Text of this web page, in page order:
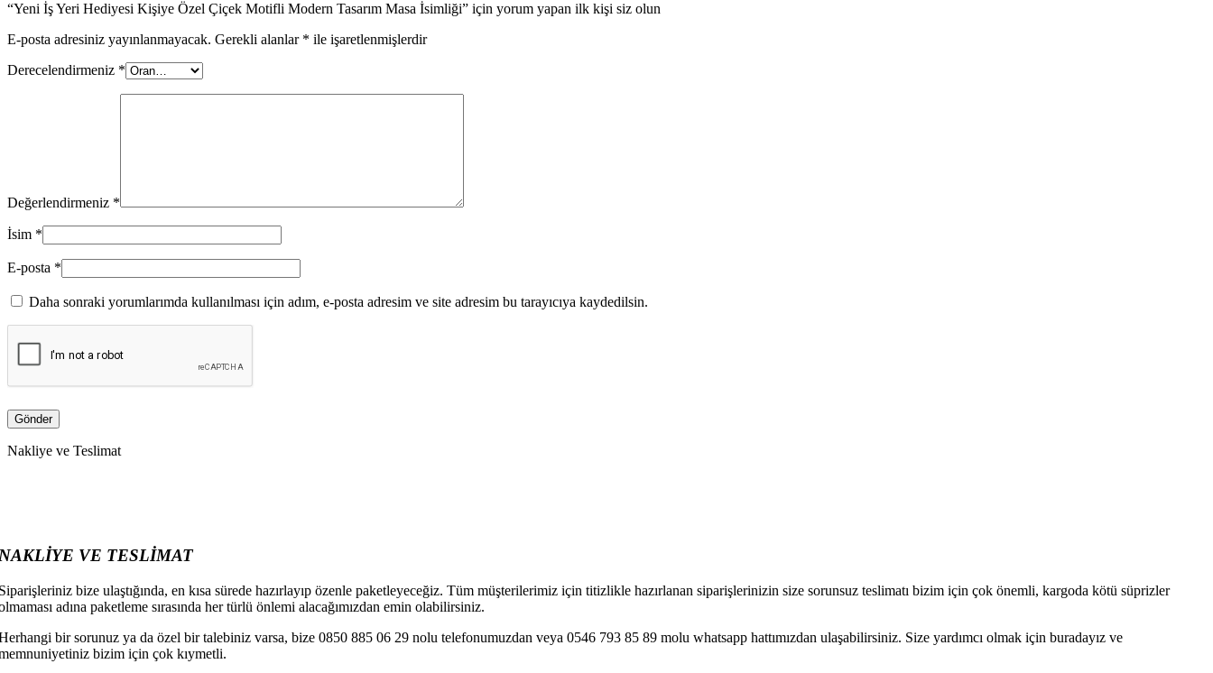
“Yeni İş Yeri Hediyesi Kişiye Özel Çiçek Motifli Modern Tasarım Masa İsimliği” için yorum yapan ilk kişi siz olun
E-posta adresiniz yayınlanmayacak. Gerekli alanlar * ile işaretlenmişlerdir
Derecelendirmeniz *
Değerlendirmeniz *
İsim *
E-posta *
Daha sonraki yorumlarımda kullanılması için adım, e-posta adresim ve site adresim bu tarayıcıya kaydedilsin.
Nakliye ve Teslimat
VE TESLİMAT
bize ulaştığında, en kısa sürede hazırlayıp özenle paketleyeceğiz. Tüm müşterilerimiz için titizlikle hazırlanan siparişlerinizin size sorunsuz teslimatı bizim için çok önemli, kargoda kötü süprizler
adına paketleme sırasında her türlü önlemi alacağımızdan emin olabilirsiniz.
bir sorunuz ya da özel bir talebiniz varsa, bize 0850 885 06 29 nolu telefonumuzdan veya 0546 793 85 89 molu whatsapp hattımızdan ulaşabilirsiniz. Size yardımcı olmak için buradayız ve
bizim için çok kıymetli.